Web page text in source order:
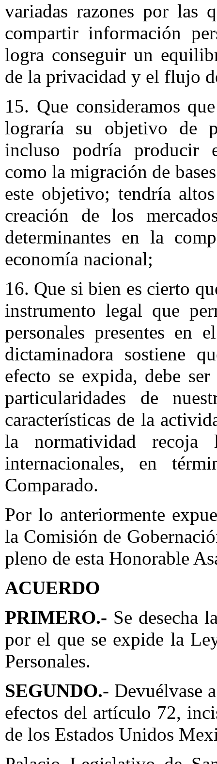
variadas razones por las
compartir información
logra conseguir un
de la privacidad y el flujo
15. Que consideramos
lograría su objetivo de
incluso podría producir
como la migración de
este objetivo; tendría
creación de los
determinantes en la
economía nacional;
16. Que si bien es cierto
instrumento legal que
personales presentes en
dictaminadora sostiene
efecto se expida, debe
particularidades de
características de la
la normatividad recoja
internacionales, en
Comparado.
Por lo anteriormente
la Comisión de
pleno de esta Honorable
ACUERDO
PRIMERO.- Se desecha
por el que se expide la
Personales.
SEGUNDO.- Devuélvase
efectos del artículo 72,
de los Estados Unidos